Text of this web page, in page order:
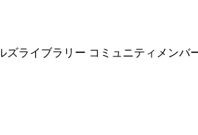
ズライブラリー コミュニティメンバ